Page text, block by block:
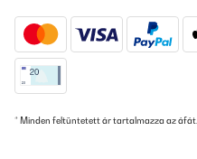
* Minden feltüntetett ár tartalmazza az áfát.